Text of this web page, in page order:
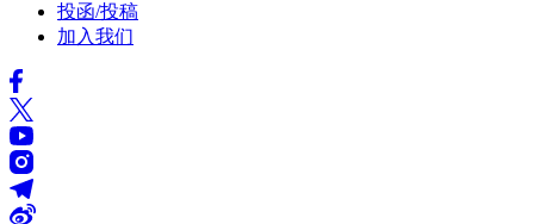
投函/投稿
加入我们